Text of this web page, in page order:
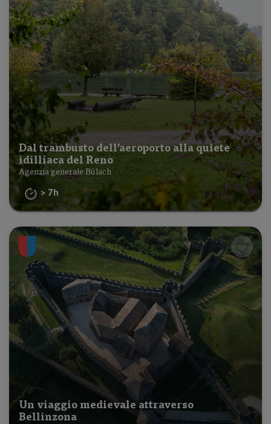
Dal trambusto dell’aeroporto alla quiete
idilliaca del Reno
Agenzia generale Bülach
> 7h
Un viaggio medievale attraverso
Bellinzona